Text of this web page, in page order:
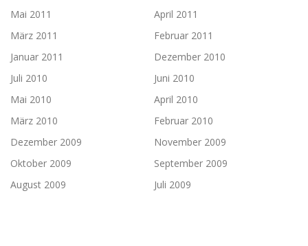
Mai 2011
April 2011
März 2011
Februar 2011
Januar 2011
Dezember 2010
Juli 2010
Juni 2010
Mai 2010
April 2010
März 2010
Februar 2010
Dezember 2009
November 2009
Oktober 2009
September 2009
August 2009
Juli 2009